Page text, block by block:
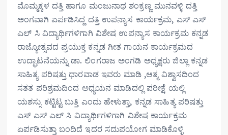
ಮೊಮ್ಮಕ್ಕಳ ದತ್ತಿ ಹಾಗೂ ಮಂಜುನಾಥ ಶಂಕ್ರಣ್ಣ ಮುನವಳ್ಳಿ ದತ್ತಿ
ಅಂಗವಾಗಿ ಏರ್ಪಡಿಸಿದ್ದ ದತ್ತಿ ಉಪನ್ಯಾಸ ಕಾರ್ಯಕ್ರಮ, ಎಸ್ ಎಸ್
ಎಲ್ ಸಿ ವಿದ್ಯಾರ್ಥಿಗಳಿಗಾಗಿ ವಿಶೇಷ ಉಪನ್ಯಾಸ ಕಾರ್ಯಕ್ರಮ ಕನ್ನಡ
ರಾಜ್ಯೋತ್ಸವದ ಪ್ರಯುಕ್ತ ಕನ್ನಡ ಗೀತ ಗಾಯನ ಕಾರ್ಯಕ್ರಮದ
ಉದ್ಘಾಟನೆಯನ್ನು ಡಾ. ಲಿಂಗರಾಜ ಅಂಗಡಿ ಅಧ್ಯಕ್ಷರು ಜಿಲ್ಲಾ ಕನ್ನಡ
ಸಾಹಿತ್ಯ ಪರಿಷತ್ತು ಧಾರವಾಡ ಇವರು ಮಾಡಿ ,ಆತ್ಮ ವಿಶ್ವಾಸದಿಂದ
ಸತತ ಪರಿಶ್ರಮದಿಂದ ಅಧ್ಯಯನ ಮಾಡಿದಲ್ಲಿ ಪರೀಕ್ಷೆ ಯಲ್ಲಿ
ಯಶಸ್ಸು ಕಟ್ಟಿಟ್ಟ ಬುತ್ತಿ ಎಂದು ಹೇಳುತ್ತಾ, ಕನ್ನಡ ಸಾಹಿತ್ಯ ಪರಿಷತ್ತು
ಎಸ್ ಎಸ್ ಎಲ್ ಸಿ ವಿದ್ಯಾರ್ಥಿಗಳಿಗಾಗಿ ವಿಶೇಷ ಕಾರ್ಯಕ್ರಮ
ಏರ್ಪಡಿಸುತ್ತಾ ಬಂದಿದೆ ಇದರ ಸದುಪಯೋಗ ಮಾಡಿಕೊಳ್ಳಿ